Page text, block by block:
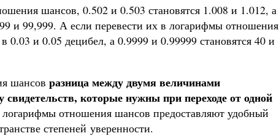
шансов, 0.502 и 0.503 становятся 1.008 и 1.012, а
и 99,999. А если перевести их в логарифмы отношения
и 0.05 децибел, а 0.9999 и 0.99999 становятся 40 и
шансов разница между двумя величинами
свидетельств, которые нужны при переходе от одной
отношения шансов предоставляют удобный
степеней уверенности.